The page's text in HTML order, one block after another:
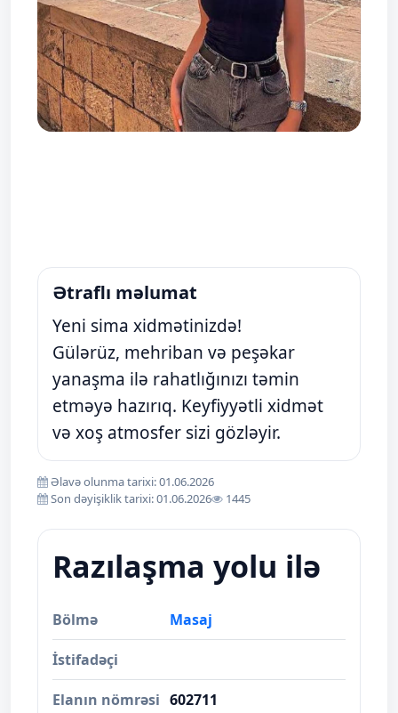
Ətraflı məlumat
Yeni sima xidmətinizdə!
Gülərüz, mehriban və peşəkar
yanaşma ilə rahatlığınızı təmin
etməyə hazırıq. Keyfiyyətli xidmət
və xoş atmosfer sizi gözləyir.
Əlavə olunma tarixi: 01.06.2026
Son dəyişiklik tarixi: 01.06.2026
1445
Razılaşma yolu ilə
Bölmə Masaj
İstifadəçi
Elanın nömrəsi 602711